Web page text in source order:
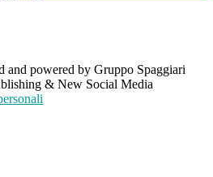
and powered by Gruppo Spaggiari
& New Social Media